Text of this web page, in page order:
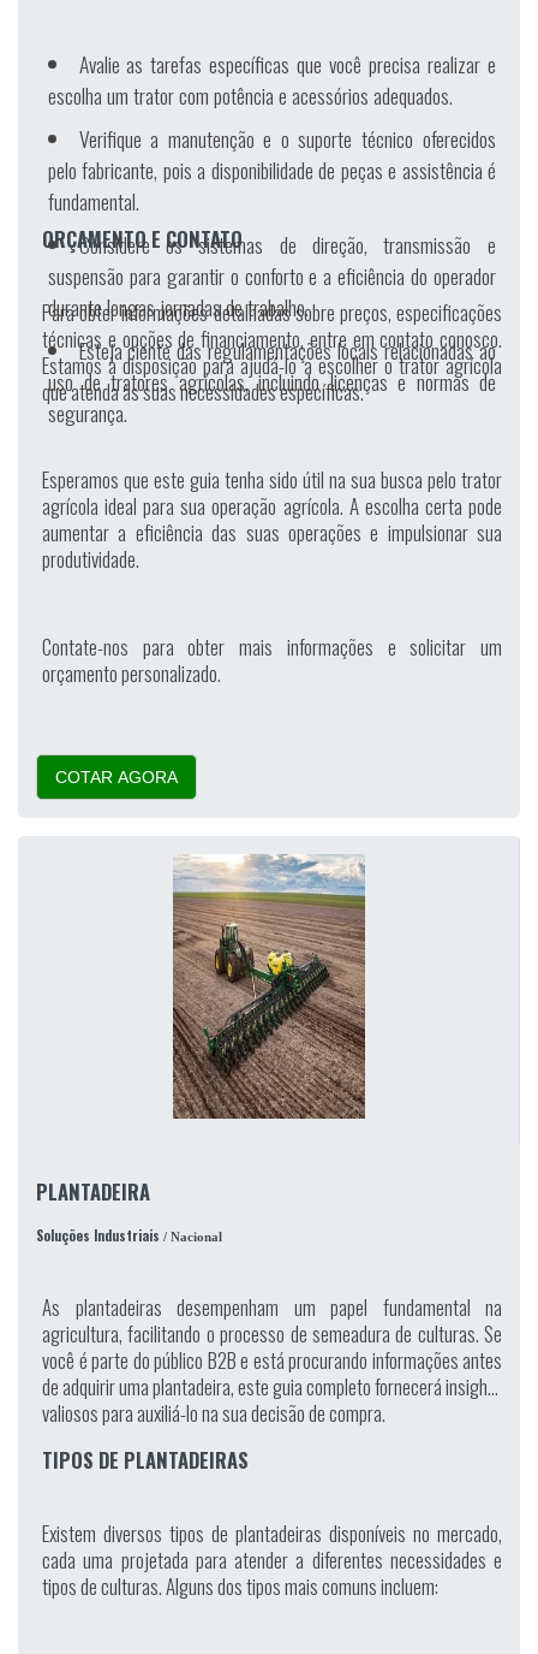
Avalie as tarefas específicas que você precisa realizar e
escolha um trator com potência e acessórios adequados.
Verifique a manutenção e o suporte técnico oferecidos
pelo fabricante, pois a disponibilidade de peças e assistência é
fundamental.
Considere os sistemas de direção, transmissão e
suspensão para garantir o conforto e a eficiência do operador
durante longas jornadas de trabalho.
Esteja ciente das regulamentações locais relacionadas ao
uso de tratores agrícolas, incluindo licenças e normas de
segurança.
ORÇAMENTO E CONTATO
Para obter informações detalhadas sobre preços, especificações
técnicas e opções de financiamento, entre em contato conosco.
Estamos à disposição para ajudá-lo a escolher o trator agrícola
que atenda às suas necessidades específicas.
Esperamos que este guia tenha sido útil na sua busca pelo trator
agrícola ideal para sua operação agrícola. A escolha certa pode
aumentar a eficiência das suas operações e impulsionar sua
produtividade.
Contate-nos para obter mais informações e solicitar um
orçamento personalizado.
COTAR AGORA
PLANTADEIRA
Soluções Industriais / Nacional
As plantadeiras desempenham um papel fundamental na
agricultura, facilitando o processo de semeadura de culturas. Se
você é parte do público B2B e está procurando informações antes
de adquirir uma plantadeira, este guia completo fornecerá insights
valiosos para auxiliá-lo na sua decisão de compra.
TIPOS DE PLANTADEIRAS
Existem diversos tipos de plantadeiras disponíveis no mercado,
cada uma projetada para atender a diferentes necessidades e
tipos de culturas. Alguns dos tipos mais comuns incluem: